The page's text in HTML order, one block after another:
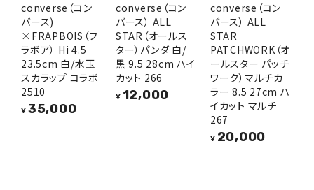
converse（コン
バース)
×FRAPBOIS（フ
ラボア） Hi 4.5
23.5cm 白/水玉
スカラップ コラボ
2510
¥ 35,000
converse（コン
バース） ALL
STAR（オールス
ター）パンダ 白/
黒 9.5 28cm ハイ
カット 266
¥ 12,000
converse（コン
バース） ALL
STAR
PATCHWORK（オ
ールスター パッチ
ワーク）マルチカ
ラー 8.5 27cm ハ
イカット マルチ
267
¥ 20,000